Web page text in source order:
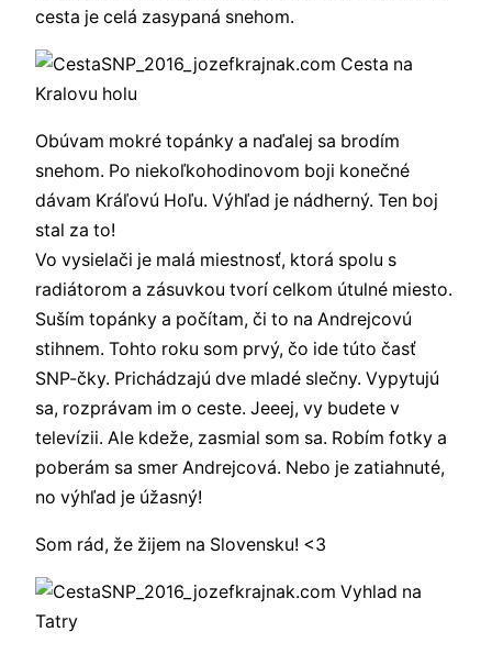
cesta je celá zasypaná snehom.
Obúvam mokré topánky a naďalej sa brodím
snehom. Po niekoľkohodinovom boji konečné
dávam Kráľovú Hoľu. Výhľad je nádherný. Ten boj
stal za to!
Vo vysielači je malá miestnosť, ktorá spolu s
radiátorom a zásuvkou tvorí celkom útulné miesto.
Suším topánky a počítam, či to na Andrejcovú
stihnem. Tohto roku som prvý, čo ide túto časť
SNP-čky. Prichádzajú dve mladé slečny. Vypytujú
sa, rozprávam im o ceste. Jeeej, vy budete v
televízii. Ale kdeže, zasmial som sa. Robím fotky a
poberám sa smer Andrejcová. Nebo je zatiahnuté,
no výhľad je úžasný!
Som rád, že žijem na Slovensku! <3